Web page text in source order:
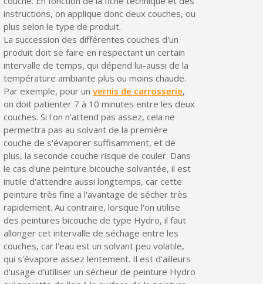
Gagnez des points de fidélité à chaque commande
Livraison sous 24 h en France Métropolitaine
Retour produits sous 14 jours
Réduction de 5€ sur la première commande
10€ de bon d'achat pour chaque parrainage
Inscription à la newsletter : 5€ de réduction
instructions, on applique donc deux couches, ou
plus selon le type de produit.
La succession des différentes couches d'un
produit doit se faire en respectant un certain
intervalle de temps, qui dépend lui-aussi de la
température ambiante plus ou moins chaude.
Par exemple, pour un vernis de carrosserie,
on doit patienter 7 à 10 minutes entre les deux
couches. Si l'on n’attend pas assez, cela ne
permettra pas au solvant de la première
couche de s'évaporer suffisamment, et de
plus, la seconde couche risque de couler. Dans
le cas d'une peinture bicouche solvantée, il est
inutile d'attendre aussi longtemps, car cette
peinture très fine a l'avantage de sécher très
rapidement. Au contraire, lorsque l'on utilise
des peintures bicouche de type Hydro, il faut
allonger cet intervalle de séchage entre les
couches, car l'eau est un solvant peu volatile,
qui s'évapore assez lentement. Il est d'ailleurs
d'usage d'utiliser un sécheur de peinture Hydro